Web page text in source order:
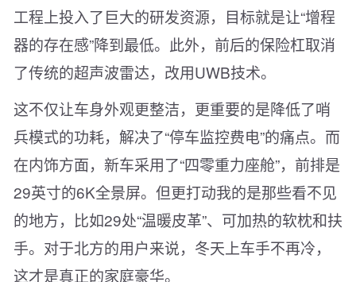
工程上投入了巨大的研发资源，目标就是让“增程
器的存在感”降到最低。此外，前后的保险杠取消
了传统的超声波雷达，改用UWB技术。
这不仅让车身外观更整洁，更重要的是降低了哨
兵模式的功耗，解决了“停车监控费电”的痛点。而
在内饰方面，新车采用了“四零重力座舱”，前排是
29英寸的6K全景屏。但更打动我的是那些看不见
的地方，比如29处“温暖皮革”、可加热的软枕和扶
手。对于北方的用户来说，冬天上车手不再冷，
这才是真正的家庭豪华。